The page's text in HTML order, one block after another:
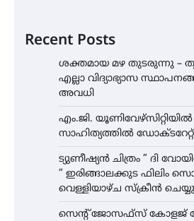
Recent Posts
ശക്തമായ മഴ തുടരുന്നു –
എല്ലാ വിദ്യാഭ്യാസ
അവധി
എം.ജി.
സാഹിത്യത്തിൽ
ട്യുണീഷ്യൻ ചിത്രം ” ദി
” ഇരിങ്ങാലക്കുട ഫിലിം
വെള്ളിയാഴ്ച സ്‌ക്രീൻ
സെന്റ് ജോസഫ്സ് കോളജ്